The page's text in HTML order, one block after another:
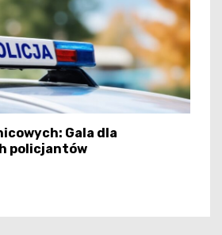
Gala dla
policjantów